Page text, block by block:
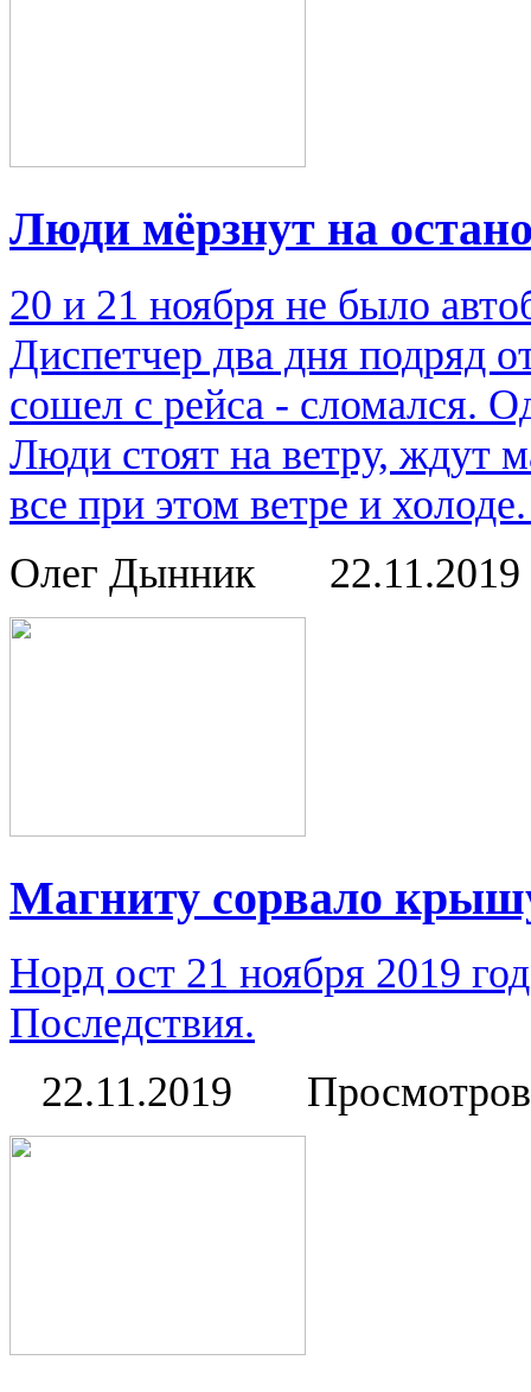
Люди мёрзнут на
20 и 21 ноября не было
Диспетчер два дня подряд
сошел с рейса - сломался.
Люди стоят на ветру, ждут
все при этом ветре и
Олег Дынник
22.11.2019
Магниту сорвало
Норд ост 21 ноября 2019
Последствия.
22.11.2019